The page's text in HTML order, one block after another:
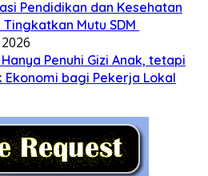
Pendidikan dan Kesehatan
Mutu SDM
Penuhi Gizi Anak, tetapi
Ekonomi bagi Pekerja Lokal